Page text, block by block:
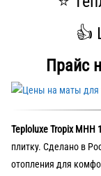
👍
Прайс
Teploluxe Tropix МНН
плитку. Сделано в
отопления для